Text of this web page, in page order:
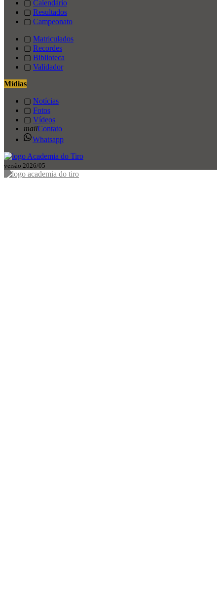
▢ Calendário
▢ Resultados
▢ Campeonato
▢ Matriculados
▢ Recordes
▢ Biblioteca
▢ Validador
Mídias
▢ Notícias
▢ Fotos
▢ Vídeos
mailContato
Whatsapp
versão 2026/05